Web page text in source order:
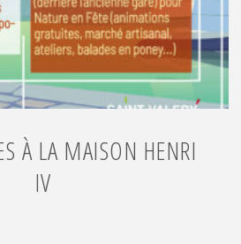
À LA MAISON HENRI
IV